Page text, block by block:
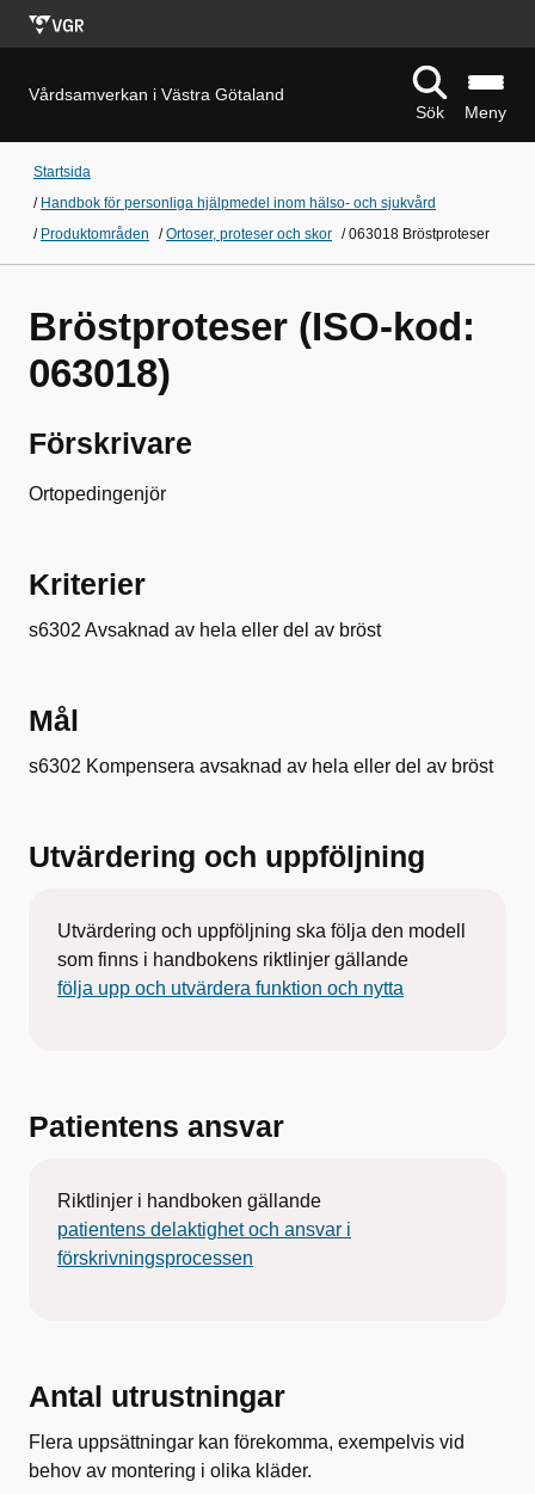
Vårdsamverkan i Västra Götaland
Sök
Meny
Startsida
/ Handbok för personliga hjälpmedel inom hälso- och sjukvård
/ Produktområden /Ortoser, proteser och skor /063018 Bröstproteser
Bröstproteser (ISO-kod:
063018)
Förskrivare
Ortopedingenjör
Kriterier
s6302 Avsaknad av hela eller del av bröst
Mål
s6302 Kompensera avsaknad av hela eller del av bröst
Utvärdering och uppföljning
Utvärdering och uppföljning ska följa den modell
som finns i handbokens riktlinjer gällande
följa upp och utvärdera funktion och nytta
Patientens ansvar
Riktlinjer i handboken gällande
patientens delaktighet och ansvar i
förskrivningsprocessen
Antal utrustningar
Flera uppsättningar kan förekomma, exempelvis vid
behov av montering i olika kläder.